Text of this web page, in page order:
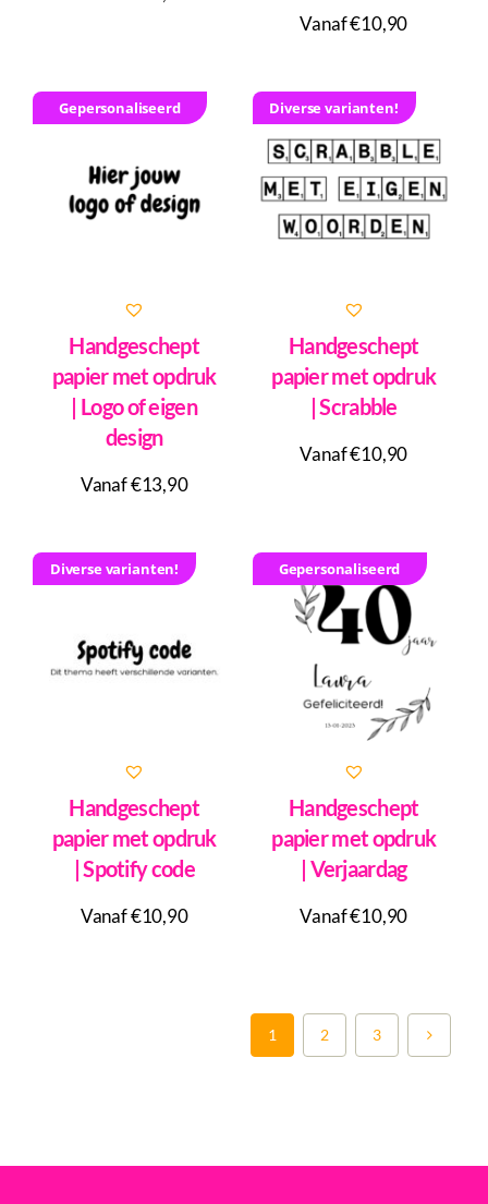
Vanaf €10,90
Gepersonaliseerd
Handgeschept
papier met opdruk
| Logo of eigen
design
Vanaf €13,90
Diverse varianten!
Handgeschept
papier met opdruk
| Scrabble
Vanaf €10,90
Diverse varianten!
Handgeschept
papier met opdruk
| Spotify code
Vanaf €10,90
Gepersonaliseerd
Handgeschept
papier met opdruk
| Verjaardag
Vanaf €10,90
1 2 3